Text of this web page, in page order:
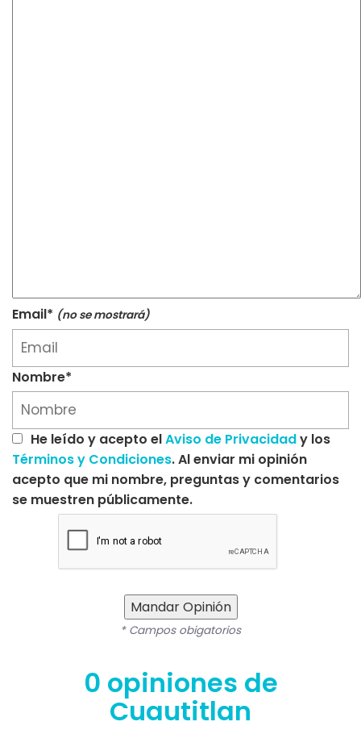
Email* (no se mostrará)
Nombre*
He leído y acepto elAviso de Privacidady los
Términos y Condiciones. Al enviar mi opinión
acepto que mi nombre, preguntas y comentarios
se muestren públicamente.
Mandar Opinión
* Campos obigatorios
0 opiniones de
Cuautitlan